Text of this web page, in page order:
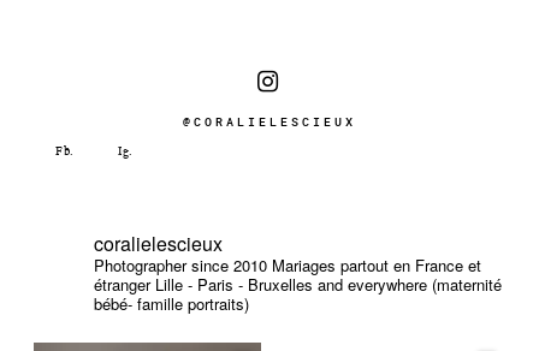
@CORALIELESCIEUX
coralielescieux
Photographer since 2010 Mariages partout en France et
étranger Lille - Paris - Bruxelles and everywhere (maternité
bébé- famille portraits)